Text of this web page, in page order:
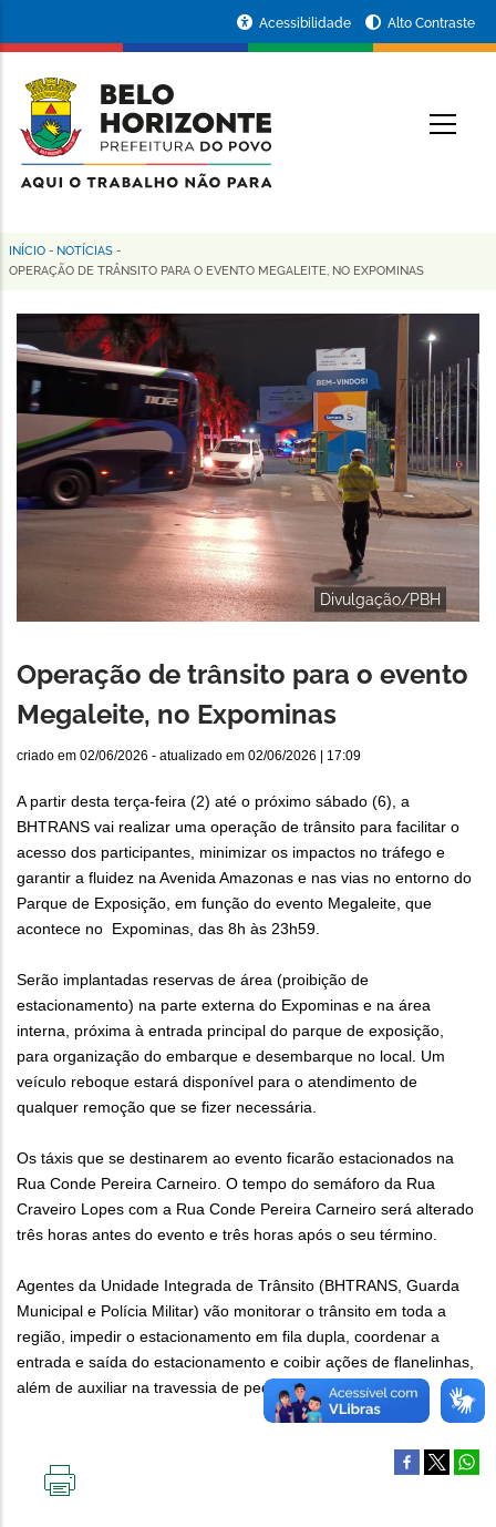
conteúdo
principal
da
Prefeitura
de
Horizonte
Acessibilidade Alto Contraste
Trilha
navegação
INÍCIO - NOTÍCIAS -
OPERAÇÃO DE TRÂNSITO PARA O EVENTO MEGALEITE, NO EXPOMINAS
Divulgação/PBH
Operação de trânsito para o evento
Megaleite, no Expominas
criado em 02/06/2026 - atualizado em 02/06/2026 | 17:09
A partir desta terça-feira (2) até o próximo sábado (6), a
BHTRANS vai realizar uma operação de trânsito para facilitar o
acesso dos participantes, minimizar os impactos no tráfego e
garantir a fluidez na Avenida Amazonas e nas vias no entorno do
Parque de Exposição, em função do evento Megaleite, que
acontece no Expominas, das 8h às 23h59.
Serão implantadas reservas de área (proibição de
estacionamento) na parte externa do Expominas e na área
interna, próxima à entrada principal do parque de exposição,
para organização do embarque e desembarque no local. Um
veículo reboque estará disponível para o atendimento de
qualquer remoção que se fizer necessária.
Os táxis que se destinarem ao evento ficarão estacionados na
Rua Conde Pereira Carneiro. O tempo do semáforo da Rua
Craveiro Lopes com a Rua Conde Pereira Carneiro será alterado
três horas antes do evento e três horas após o seu término.
Agentes da Unidade Integrada de Trânsito (BHTRANS, Guarda
Municipal e Polícia Militar) vão monitorar o trânsito em toda a
região, impedir o estacionamento em fila dupla, coordenar a
entrada e saída do estacionamento e coibir ações de flanelinhas,
além de auxiliar na travessia de pedestres.